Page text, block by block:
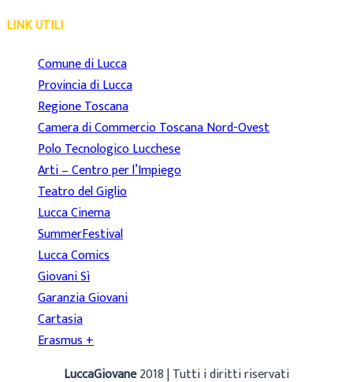
LINK UTILI
Comune di Lucca
Provincia di Lucca
Regione Toscana
Camera di Commercio Toscana Nord-Ovest
Polo Tecnologico Lucchese
Arti – Centro per l’Impiego
Teatro del Giglio
Lucca Cinema
SummerFestival
Lucca Comics
Giovani Sì
Garanzia Giovani
Cartasia
Erasmus +
LuccaGiovane2018 | Tutti i diritti riservati